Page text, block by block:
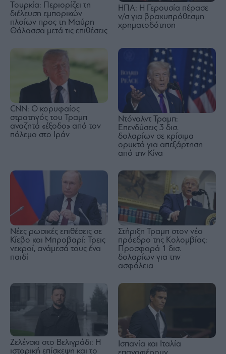
Τουρκία: Περιορίζει τη
διέλευση εμπορικών
πλοίων προς τη Μαύρη
Θάλασσα μετά τις επιθέσεις
ΗΠΑ: Η Γερουσία πέρασε
ν/σ για βραχυπρόθεσμη
χρηματοδότηση
CNN: Ο κορυφαίος
στρατηγός του Τραμπ
αναζητά «έξοδο» από τον
πόλεμο στο Ιράν
Ντόναλντ Τραμπ:
Επενδύσεις 3 δισ.
δολαρίων σε κρίσιμα
ορυκτά για απεξάρτηση
από την Κίνα
Νέες ρωσικές επιθέσεις σε
Κίεβο και Μπροβαρί: Τρεις
νεκροί, ανάμεσά τους ένα
παιδί
Στήριξη Τραμπ στον νέο
πρόεδρο της Κολομβίας:
Προσφορά 1 δισ.
δολαρίων για την
ασφάλεια
Ζελένσκι στο Βελιγράδι: Η
ιστορική επίσκεψη και το
Ισπανία και Ιταλία